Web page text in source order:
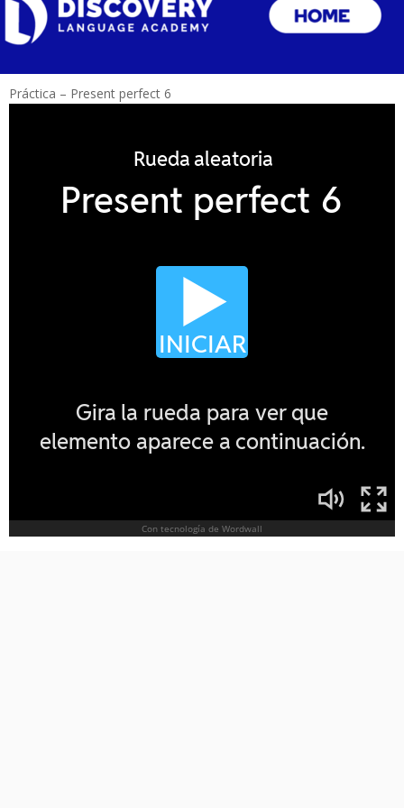
Práctica – Present perfect 6